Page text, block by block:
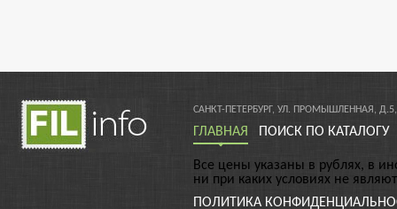
САНКТ-ПЕТЕРБУРГ, УЛ. ПРОМЫШЛЕННАЯ,
ГЛАВНАЯ ПОИСК ПО КАТАЛОГУ
Все цены указаны в рублях, в
ни при каких условиях не
ПОЛИТИКА